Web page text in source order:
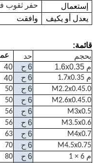
إستعمال
حفر ثقوب
يعدل أو يكيف
وافقت
قائمة:
بحجم
حد
م 1.6x0.35
6 ح 40
م 1.7x0.35 6 ح 40
M2.2x0.45.0 6 ح 50
M2.6x0.45.0
6 ح 50
M3x0.5
6 ح 56
M3.5x0.6 6 ح 56
M4x0.7 6 ح 63
M4.5x0.75 6 ح 70
م 6 × 1 6 ح 80